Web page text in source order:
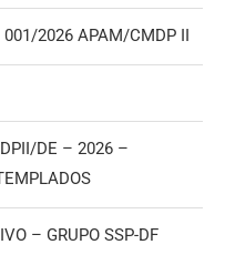
001/2026 APAM/CMDP II
DE – 2026 –
– GRUPO SSP-DF